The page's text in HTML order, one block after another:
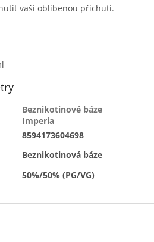
vaší oblíbenou příchutí.
Beznikotinové báze
Imperia
8594173604698
Beznikotinová báze
50%/50% (PG/VG)